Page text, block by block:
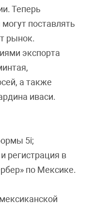
Теперь
поставлять
рынок.
экспорта
а также
иваси.
5i;
регистрация в
по Мексике.